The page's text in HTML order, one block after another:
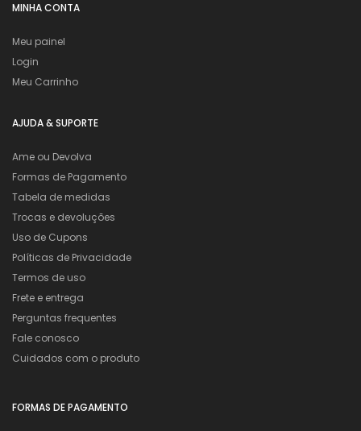
MINHA CONTA
Meu painel
Login
Meu Carrinho
AJUDA & SUPORTE
Ame ou Devolva
Formas de Pagamento
Tabela de medidas
Trocas e devoluções
Uso de Cupons
Políticas de Privacidade
Termos de uso
Frete e entrega
Perguntas frequentes
Fale conosco
Cuidados com o produto
FORMAS DE PAGAMENTO